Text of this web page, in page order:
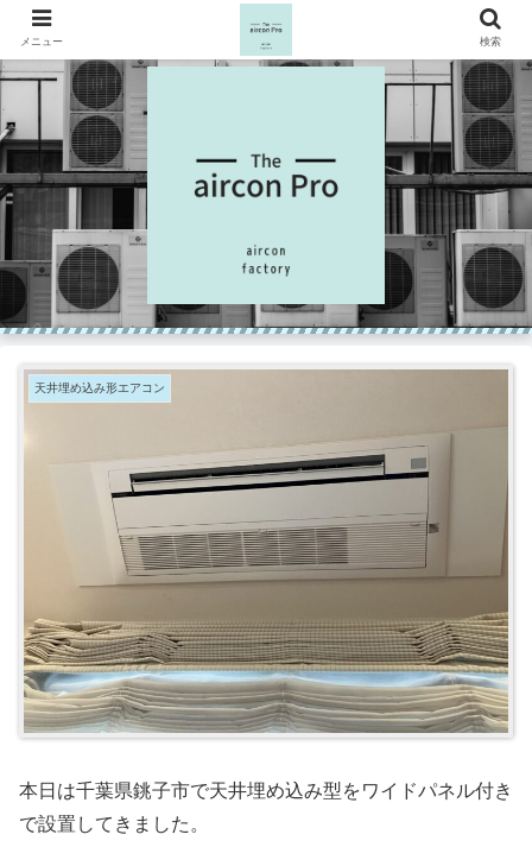
天井埋め込み形エアコン
本日は千葉県銚子市で天井埋め込み型をワイドパネル付き
で設置してきました。
メニュー 検索